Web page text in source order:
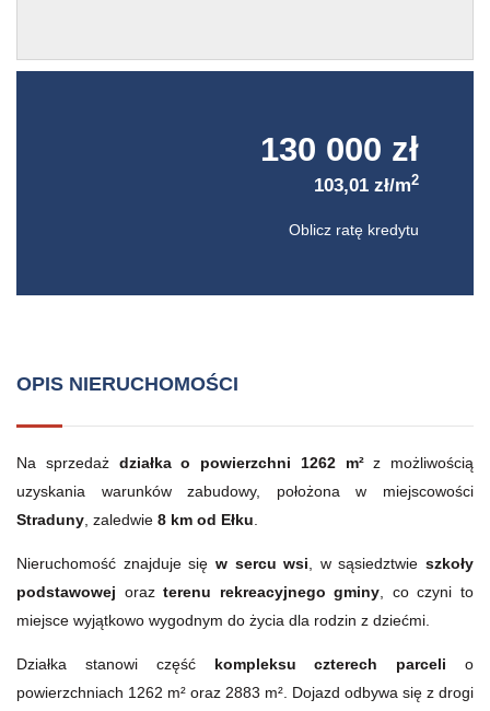
130 000 zł
103,01 zł/m2
Oblicz ratę kredytu
OPIS NIERUCHOMOŚCI
Na sprzedaż działka o powierzchni 1262 m²z możliwością
uzyskania warunków zabudowy, położona w miejscowości
Straduny, zaledwie 8 km od Ełku.
Nieruchomość znajduje się w sercu wsi, w sąsiedztwie szkoły
podstawowej orazterenu rekreacyjnego gminy, co czyni to
miejsce wyjątkowo wygodnym do życia dla rodzin z dziećmi.
Działka stanowi częśćkompleksu czterech parceli o
powierzchniach 1262 m² oraz 2883 m². Dojazd odbywa się z drogi